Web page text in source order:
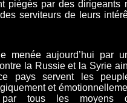
piégés par des dirigeants
serviteurs de leurs
menée aujourd’hui par
la Russie et la Syrie
pays servent les
et
tous les moyens